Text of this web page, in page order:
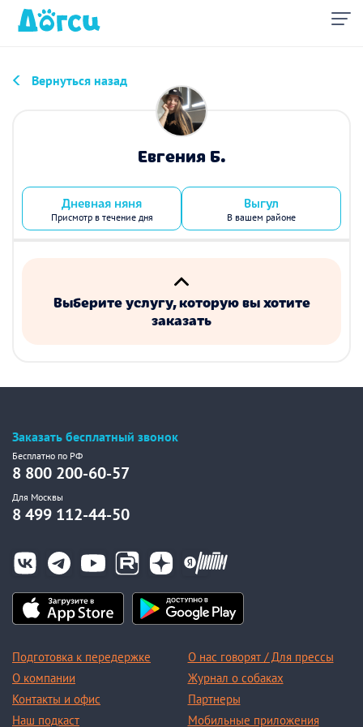
Вернуться назад
Евгения Б.
Дневная няня
Присмотр в течение дня
Выгул
В вашем районе
Выберите услугу, которую вы хотите
заказать
Заказать бесплатный звонок
Бесплатно по РФ
8 800 200-60-57
Для Москвы
8 499 112-44-50
Подготовка к передержке
О компании
Контакты и офис
Наш подкаст
О нас говорят / Для прессы
Журнал о собаках
Партнеры
Мобильные приложения